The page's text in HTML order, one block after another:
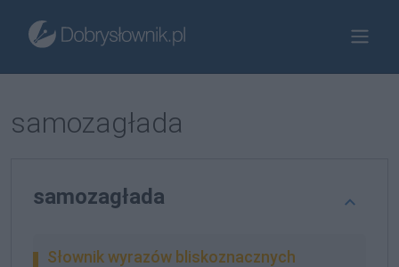
samozagłada
samozagłada
Słownik wyrazów bliskoznacznych